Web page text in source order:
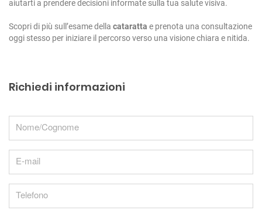
aiutarti a prendere decisioni informate sulla tua salute visiva.
Scopri di più sull’esame della cataratta e prenota una consultazione
oggi stesso per iniziare il percorso verso una visione chiara e nitida.
Richiedi informazioni